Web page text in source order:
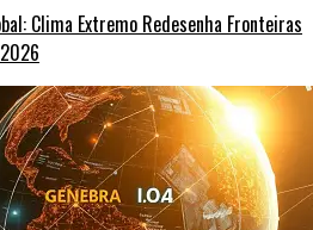
Clima Extremo Redesenha Fronteiras